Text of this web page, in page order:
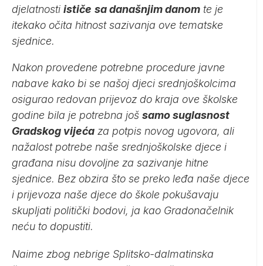
djelatnosti ističe sa današnjim danom te je
itekako očita hitnost sazivanja ove tematske
sjednice.
Nakon provedene potrebne procedure javne
nabave kako bi se našoj djeci srednjoškolcima
osigurao redovan prijevoz do kraja ove školske
godine bila je potrebna još samo suglasnost
Gradskog vijeća za potpis novog ugovora, ali
nažalost potrebe naše srednjoškolske djece i
građana nisu dovoljne za sazivanje hitne
sjednice. Bez obzira što se preko leđa naše djece
i prijevoza naše djece do škole pokušavaju
skupljati politički bodovi, ja kao Gradonačelnik
neću to dopustiti.
Naime zbog nebrige Splitsko-dalmatinska